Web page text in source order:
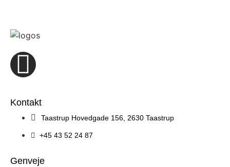
Kontakt
Taastrup Hovedgade 156, 2630 Taastrup
+45 43 52 24 87
Genveje